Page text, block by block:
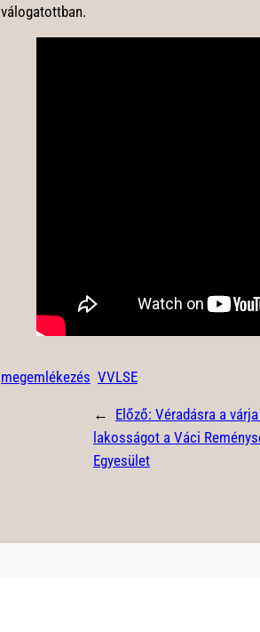
válogatottban.
megemlékezés VVLSE
← Előző: Véradásra a
lakosságot a Váci
Egyesület